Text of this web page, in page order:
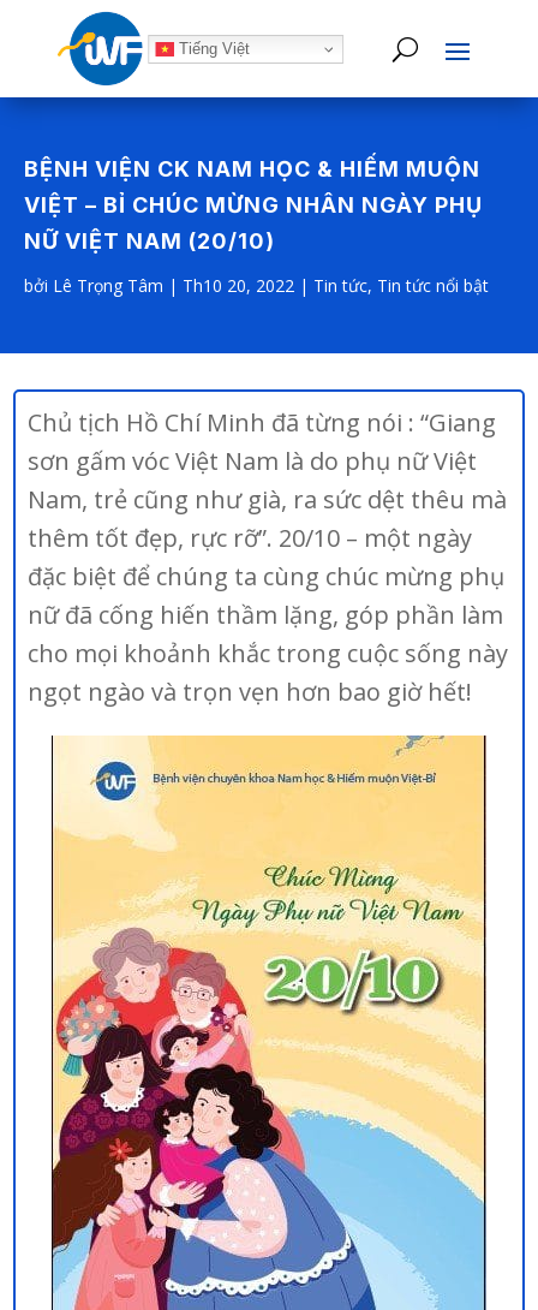
Tiếng Việt
BỆNH VIỆN CK NAM HỌC & HIẾM MUỘN
VIỆT – BỈ CHÚC MỪNG NHÂN NGÀY PHỤ
NỮ VIỆT NAM (20/10)
bởi Lê Trọng Tâm | Th10 20, 2022 | Tin tức, Tin tức nổi bật
Chủ tịch Hồ Chí Minh đã từng nói : “Giang
sơn gấm vóc Việt Nam là do phụ nữ Việt
Nam, trẻ cũng như già, ra sức dệt thêu mà
thêm tốt đẹp, rực rỡ”. 20/10 – một ngày
đặc biệt để chúng ta cùng chúc mừng phụ
nữ đã cống hiến thầm lặng, góp phần làm
cho mọi khoảnh khắc trong cuộc sống này
ngọt ngào và trọn vẹn hơn bao giờ hết!